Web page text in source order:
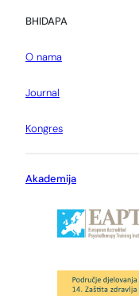
BHIDAPA
O nama
Journal
Kongres
Akademija